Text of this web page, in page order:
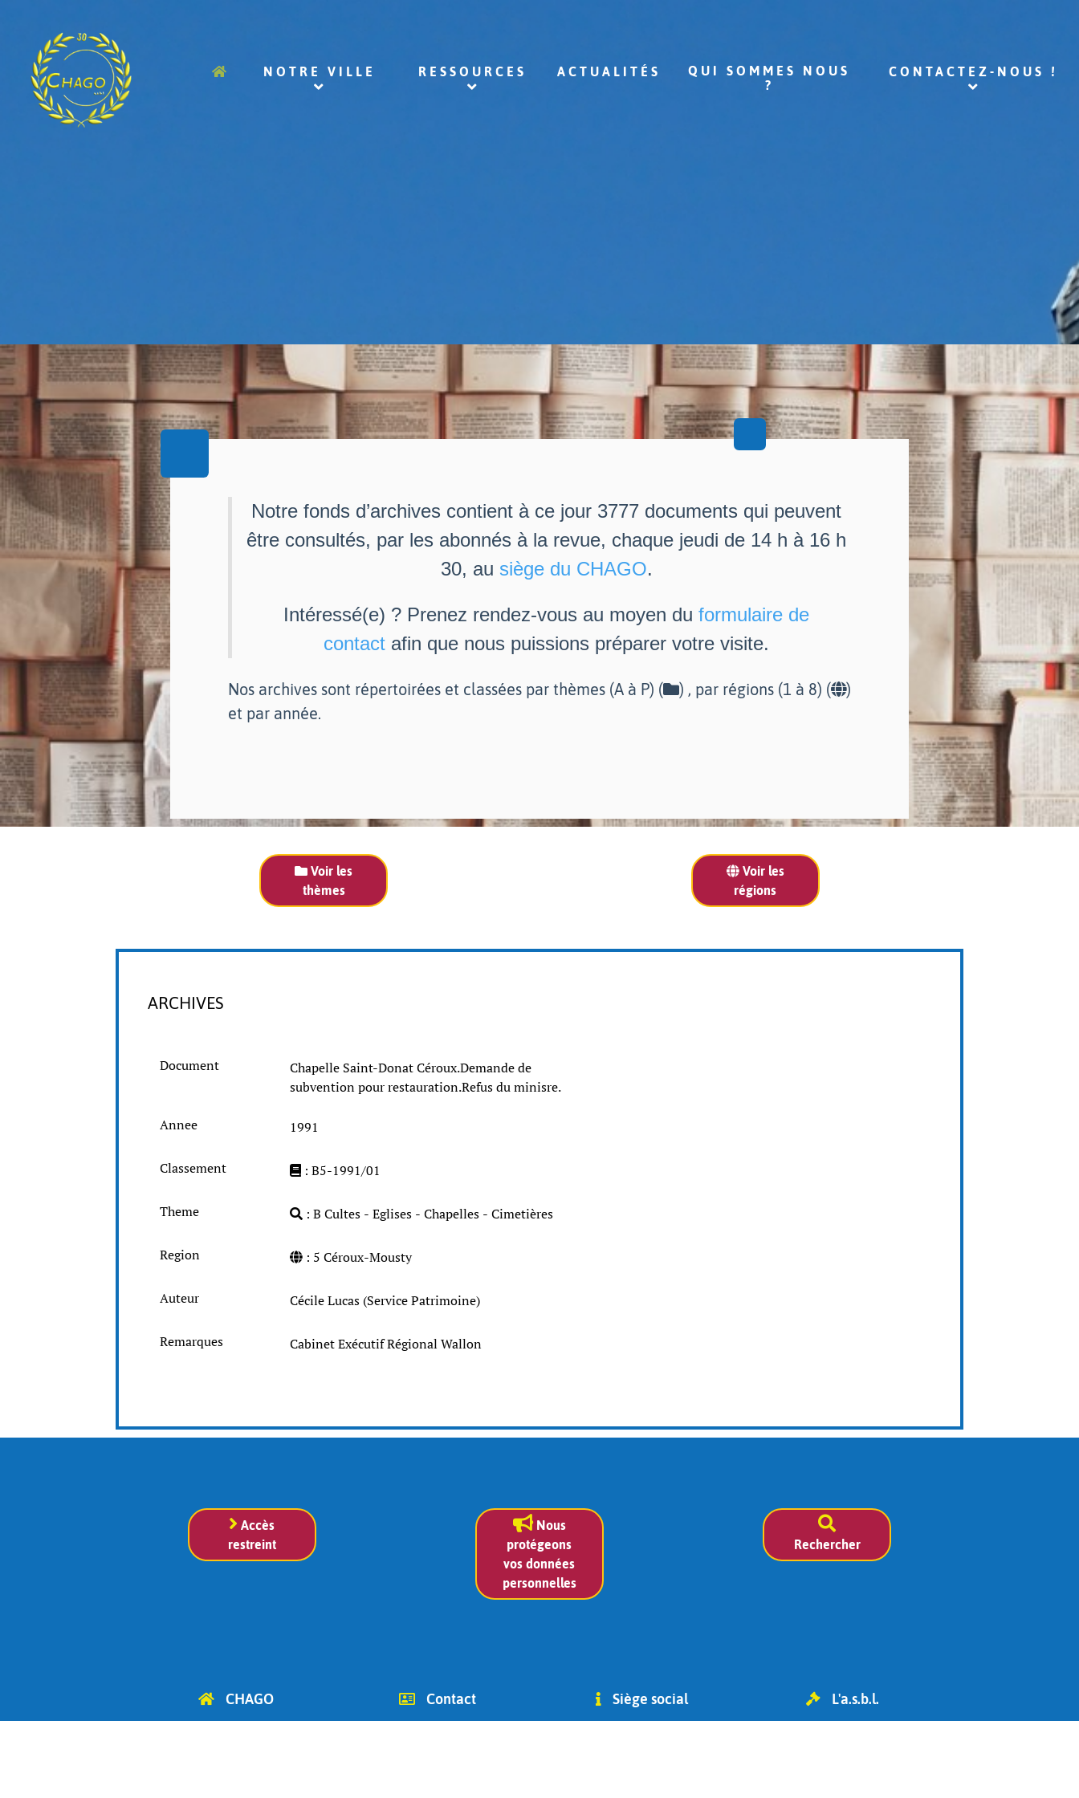
NOTRE VILLE RESSOURCES ACTUALITÉS
QUI SOMMES NOUS
?
CONTACTEZ-NOUS !
Notre fonds d’archives contient à ce jour 3777 documents qui peuvent
être consultés, par les abonnés à la revue, chaque jeudi de 14 h à 16 h
30, au siège du CHAGO.
Intéressé(e) ? Prenez rendez-vous au moyen du formulaire de
contact afin que nous puissions préparer votre visite.
Nos archives sont répertoirées et classées par thèmes (A à P) ( ) , par régions (1 à 8) (
)
et par année.
Voir les
thèmes
Voir les
régions
ARCHIVES
Document
Chapelle Saint-Donat Céroux.Demande de
subvention pour restauration.Refus du minisre.
Annee 1991
Classement : B5-1991/01
Theme : B Cultes - Eglises - Chapelles - Cimetières
Region : 5 Céroux-Mousty
Auteur Cécile Lucas (Service Patrimoine)
Remarques Cabinet Exécutif Régional Wallon
Accès
restreint
Nous
protégeons
vos données
personnelles
Rechercher
CHAGO Contact Siège social L'a.s.b.l.